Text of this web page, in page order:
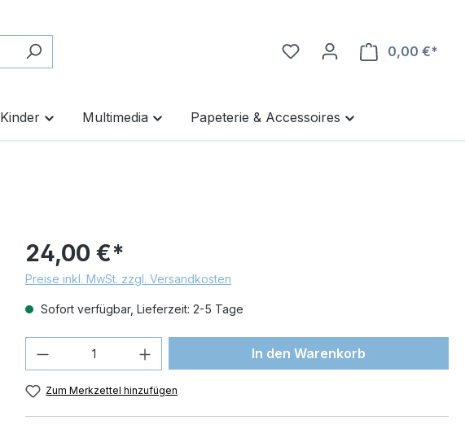
0,00 €*
Kinder Multimedia Papeterie & Accessoires
24,00 €*
Preise inkl. MwSt. zzgl. Versandkosten
Sofort verfügbar, Lieferzeit: 2-5 Tage
Produkt Anzahl: Gib den gewünschten Wert
In den Warenkorb
Zum Merkzettel hinzufügen